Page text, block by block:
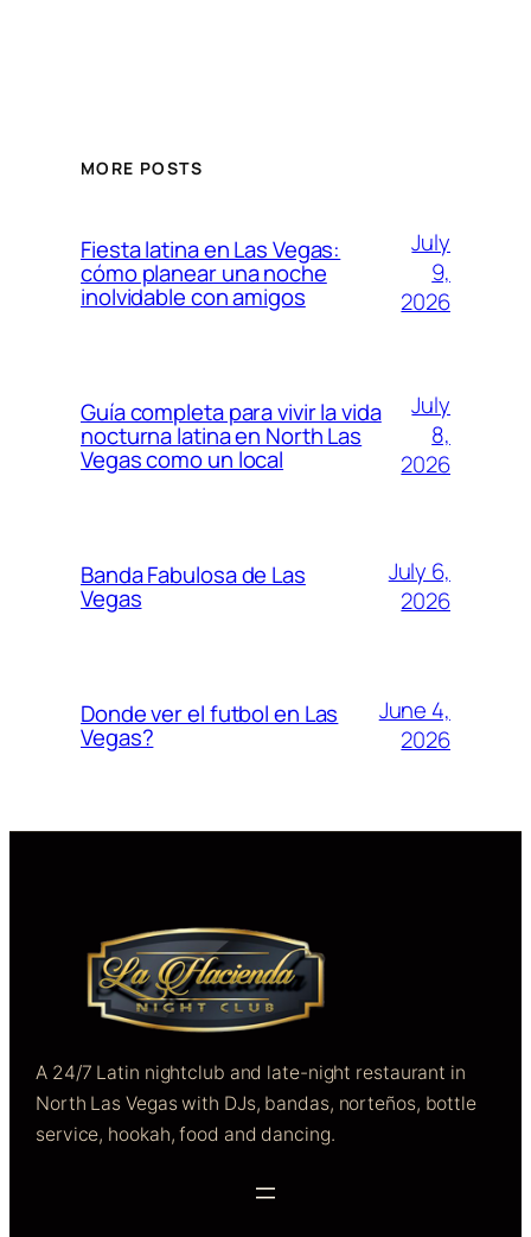
MORE POSTS
Fiesta latina en Las Vegas:
cómo planear una noche
inolvidable con amigos
July
9,
2026
Guía completa para vivir la vida
nocturna latina en North Las
Vegas como un local
July
8,
2026
Banda Fabulosa de Las
Vegas
July 6,
2026
Donde ver el futbol en Las
Vegas?
June 4,
2026
A 24/7 Latin nightclub and late-night restaurant in
North Las Vegas with DJs, bandas, norteños, bottle
service, hookah, food and dancing.